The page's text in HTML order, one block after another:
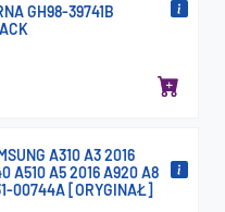
GH98-39741B
A310 A3 2016
A510 A5 2016 A920 A8
00744A [ORYGINAŁ]